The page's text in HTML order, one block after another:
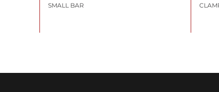
SMALL BAR
WARENKORB